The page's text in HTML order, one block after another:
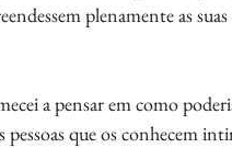
plenamente as
a pensar em como
pessoas que os conhecem